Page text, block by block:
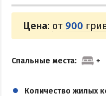
Юрьевка
АЗОВСКОЕ МОРЕ
Все отели и базы
Виндсерфинг на
Цена: от 900
Спальные места:
Количество жилых